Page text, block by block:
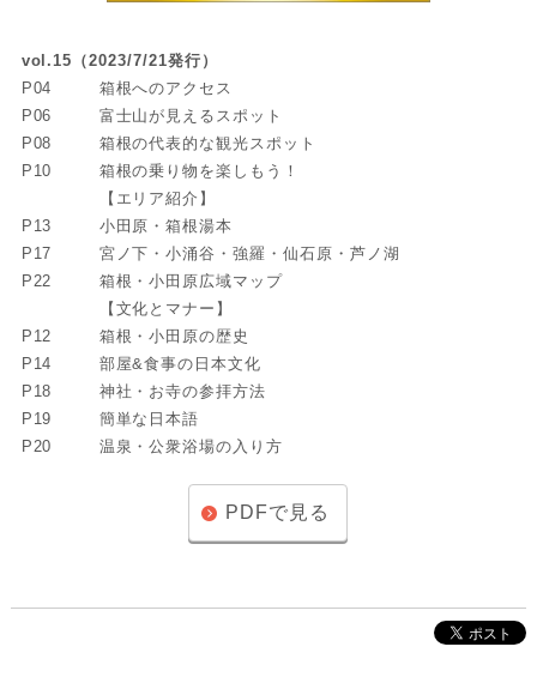
vol.15（2023/7/21発行）
P04
箱根へのアクセス
P06
富士山が見えるスポット
P08
箱根の代表的な観光スポット
P10
箱根の乗り物を楽しもう！
【エリア紹介】
P13
小田原・箱根湯本
P17
宮ノ下・小涌谷・強羅・仙石原・芦ノ湖
P22
箱根・小田原広域マップ
【文化とマナー】
P12
箱根・小田原の歴史
P14
部屋&食事の日本文化
P18
神社・お寺の参拝方法
P19
簡単な日本語
P20
温泉・公衆浴場の入り方
PDFで見る